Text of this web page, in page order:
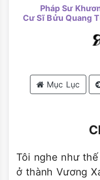
Pháp Sư
Cư Sĩ Bửu Quang
Mục Lục
Tôi nghe như
ở thành Vương